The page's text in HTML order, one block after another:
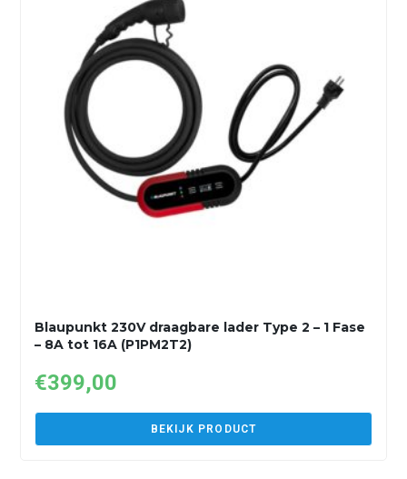
Blaupunkt 230V draagbare lader Type 2 – 1 Fase
– 8A tot 16A (P1PM2T2)
€399,00
BEKIJK PRODUCT